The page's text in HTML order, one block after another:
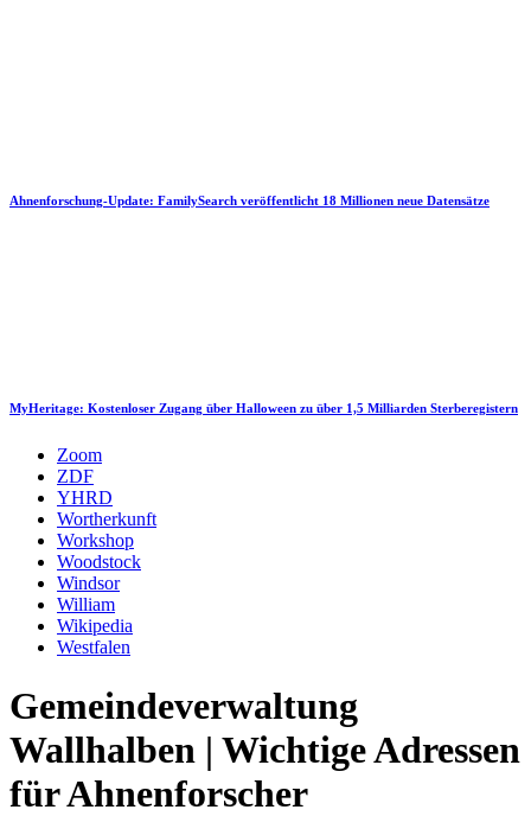
Ahnenforschung-Update: FamilySearch veröffentlicht 18 Millionen neue Datensätze
MyHeritage: Kostenloser Zugang über Halloween zu über 1,5 Milliarden Sterberegistern
Zoom
ZDF
YHRD
Wortherkunft
Workshop
Woodstock
Windsor
William
Wikipedia
Westfalen
Gemeindeverwaltung
Wallhalben | Wichtige Adressen
für Ahnenforscher